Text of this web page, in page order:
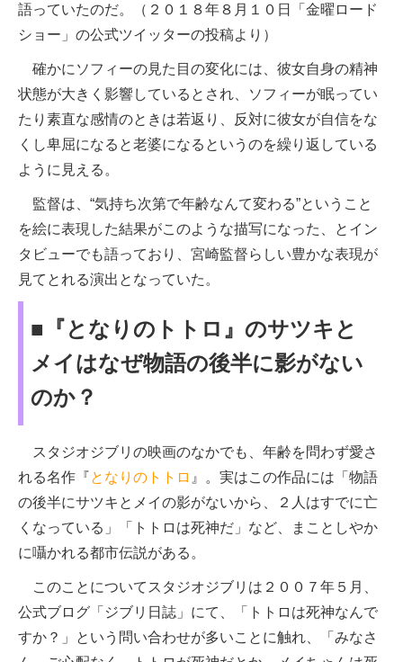
語っていたのだ。（２０１８年８月１０日「金曜ロード
ショー」の公式ツイッターの投稿より）
確かにソフィーの見た目の変化には、彼女自身の精神
状態が大きく影響しているとされ、ソフィーが眠ってい
たり素直な感情のときは若返り、反対に彼女が自信をな
くし卑屈になると老婆になるというのを繰り返している
ように見える。
監督は、“気持ち次第で年齢なんて変わる”ということ
を絵に表現した結果がこのような描写になった、とイン
タビューでも語っており、宮崎監督らしい豊かな表現が
見てとれる演出となっていた。
■『となりのトトロ』のサツキと
メイはなぜ物語の後半に影がない
のか？
スタジオジブリの映画のなかでも、年齢を問わず愛さ
れる名作『となりのトトロ 』。実はこの作品には「物語
の後半にサツキとメイの影がないから、２人はすでに亡
くなっている」「トトロは死神だ」など、まことしやか
に囁かれる都市伝説がある。
このことについてスタジオジブリは２００７年５月、
公式ブログ「ジブリ日誌」にて、「トトロは死神なんで
すか？」という問い合わせが多いことに触れ、「みなさ